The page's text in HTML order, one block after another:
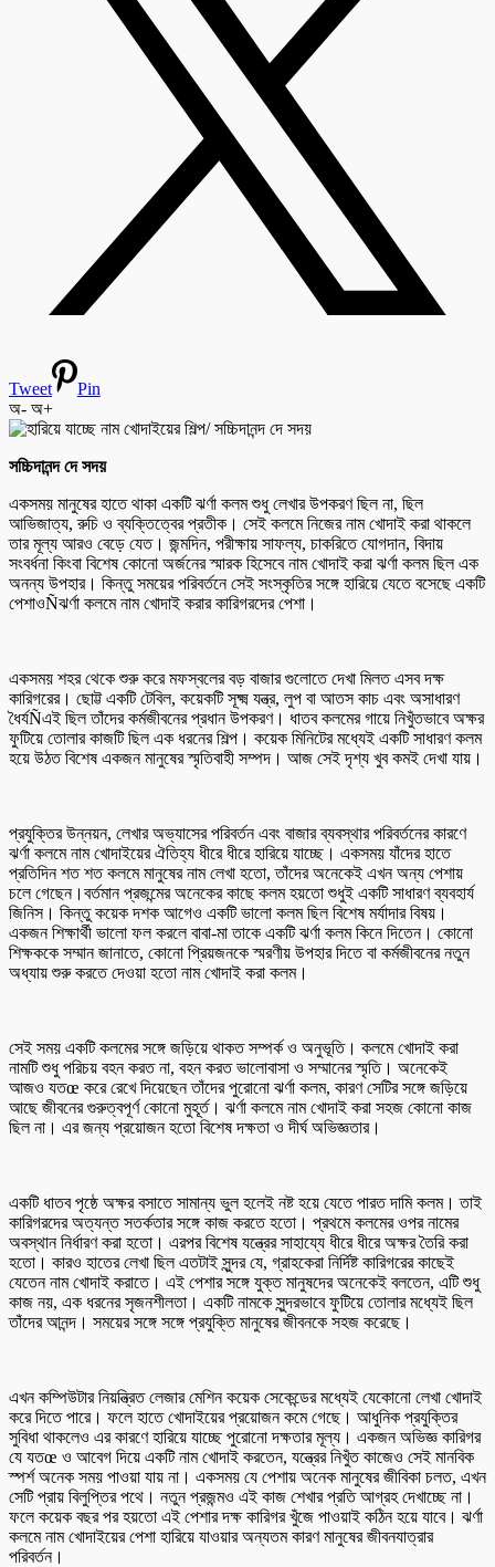
Tweet
Pin
অ- অ+
সচ্চিদানন্দ দে সদয়
একসময় মানুষের হাতে থাকা একটি ঝর্ণা কলম শুধু লেখার উপকরণ ছিল না, ছিল
আভিজাত্য, রুচি ও ব্যক্তিত্বের প্রতীক। সেই কলমে নিজের নাম খোদাই করা থাকলে
তার মূল্য আরও বেড়ে যেত। জন্মদিন, পরীক্ষায় সাফল্য, চাকরিতে যোগদান, বিদায়
সংবর্ধনা কিংবা বিশেষ কোনো অর্জনের স্মারক হিসেবে নাম খোদাই করা ঝর্ণা কলম ছিল এক
অনন্য উপহার। কিন্তু সময়ের পরিবর্তনে সেই সংস্কৃতির সঙ্গে হারিয়ে যেতে বসেছে একটি
পেশাওÑঝর্ণা কলমে নাম খোদাই করার কারিগরদের পেশা।
একসময় শহর থেকে শুরু করে মফস্বলের বড় বাজার গুলোতে দেখা মিলত এসব দক্ষ
কারিগরের। ছোট্ট একটি টেবিল, কয়েকটি সূক্ষ্ম যন্ত্র, লুপ বা আতস কাচ এবং অসাধারণ
ধৈর্যÑএই ছিল তাঁদের কর্মজীবনের প্রধান উপকরণ। ধাতব কলমের গায়ে নিখুঁতভাবে অক্ষর
ফুটিয়ে তোলার কাজটি ছিল এক ধরনের শিল্প। কয়েক মিনিটের মধ্যেই একটি সাধারণ কলম
হয়ে উঠত বিশেষ একজন মানুষের স্মৃতিবাহী সম্পদ। আজ সেই দৃশ্য খুব কমই দেখা যায়।
প্রযুক্তির উন্নয়ন, লেখার অভ্যাসের পরিবর্তন এবং বাজার ব্যবস্থার পরিবর্তনের কারণে
ঝর্ণা কলমে নাম খোদাইয়ের ঐতিহ্য ধীরে ধীরে হারিয়ে যাচ্ছে। একসময় যাঁদের হাতে
প্রতিদিন শত শত কলমে মানুষের নাম লেখা হতো, তাঁদের অনেকেই এখন অন্য পেশায়
চলে গেছেন।বর্তমান প্রজন্মের অনেকের কাছে কলম হয়তো শুধুই একটি সাধারণ ব্যবহার্য
জিনিস। কিন্তু কয়েক দশক আগেও একটি ভালো কলম ছিল বিশেষ মর্যাদার বিষয়।
একজন শিক্ষার্থী ভালো ফল করলে বাবা-মা তাকে একটি ঝর্ণা কলম কিনে দিতেন। কোনো
শিক্ষককে সম্মান জানাতে, কোনো প্রিয়জনকে স্মরণীয় উপহার দিতে বা কর্মজীবনের নতুন
অধ্যায় শুরু করতে দেওয়া হতো নাম খোদাই করা কলম।
সেই সময় একটি কলমের সঙ্গে জড়িয়ে থাকত সম্পর্ক ও অনুভূতি। কলমে খোদাই করা
নামটি শুধু পরিচয় বহন করত না, বহন করত ভালোবাসা ও সম্মানের স্মৃতি। অনেকেই
আজও যতœ করে রেখে দিয়েছেন তাঁদের পুরোনো ঝর্ণা কলম, কারণ সেটির সঙ্গে জড়িয়ে
আছে জীবনের গুরুত্বপূর্ণ কোনো মুহূর্ত। ঝর্ণা কলমে নাম খোদাই করা সহজ কোনো কাজ
ছিল না। এর জন্য প্রয়োজন হতো বিশেষ দক্ষতা ও দীর্ঘ অভিজ্ঞতার।
একটি ধাতব পৃষ্ঠে অক্ষর বসাতে সামান্য ভুল হলেই নষ্ট হয়ে যেতে পারত দামি কলম। তাই
কারিগরদের অত্যন্ত সতর্কতার সঙ্গে কাজ করতে হতো। প্রথমে কলমের ওপর নামের
অবস্থান নির্ধারণ করা হতো। এরপর বিশেষ যন্ত্রের সাহায্যে ধীরে ধীরে অক্ষর তৈরি করা
হতো। কারও হাতের লেখা ছিল এতটাই সুন্দর যে, গ্রাহকেরা নির্দিষ্ট কারিগরের কাছেই
যেতেন নাম খোদাই করাতে। এই পেশার সঙ্গে যুক্ত মানুষদের অনেকেই বলতেন, এটি শুধু
কাজ নয়, এক ধরনের সৃজনশীলতা। একটি নামকে সুন্দরভাবে ফুটিয়ে তোলার মধ্যেই ছিল
তাঁদের আনন্দ। সময়ের সঙ্গে সঙ্গে প্রযুক্তি মানুষের জীবনকে সহজ করেছে।
এখন কম্পিউটার নিয়ন্ত্রিত লেজার মেশিন কয়েক সেকেন্ডের মধ্যেই যেকোনো লেখা খোদাই
করে দিতে পারে। ফলে হাতে খোদাইয়ের প্রয়োজন কমে গেছে। আধুনিক প্রযুক্তির
সুবিধা থাকলেও এর কারণে হারিয়ে যাচ্ছে পুরোনো দক্ষতার মূল্য। একজন অভিজ্ঞ কারিগর
যে যতœ ও আবেগ দিয়ে একটি নাম খোদাই করতেন, যন্ত্রের নিখুঁত কাজেও সেই মানবিক
স্পর্শ অনেক সময় পাওয়া যায় না। একসময় যে পেশায় অনেক মানুষের জীবিকা চলত, এখন
সেটি প্রায় বিলুপ্তির পথে। নতুন প্রজন্মও এই কাজ শেখার প্রতি আগ্রহ দেখাচ্ছে না।
ফলে কয়েক বছর পর হয়তো এই পেশার দক্ষ কারিগর খুঁজে পাওয়াই কঠিন হয়ে যাবে। ঝর্ণা
কলমে নাম খোদাইয়ের পেশা হারিয়ে যাওয়ার অন্যতম কারণ মানুষের জীবনযাত্রার
পরিবর্তন।